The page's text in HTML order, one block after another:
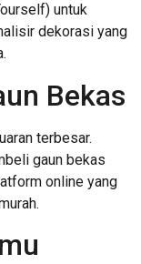
untuk
dekorasi yang
Bekas
terbesar.
gaun bekas
online yang